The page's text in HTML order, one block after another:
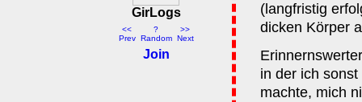
GirLogs
<<
Prev
?
Random
>>
Next
Join
(langfristig
dicken Körper
in der ich
machte, mich